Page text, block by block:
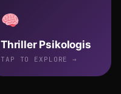
Thriller Psikologis
TAP TO EXPLORE →